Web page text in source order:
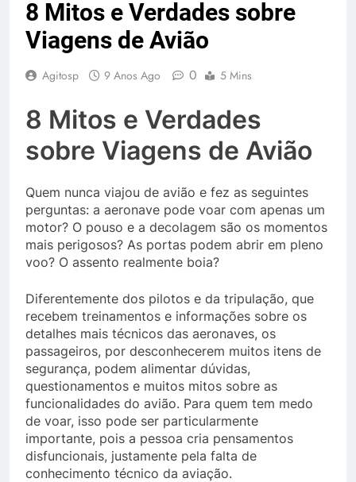
8 Mitos e Verdades sobre
Viagens de Avião
Agitosp 9 Anos Ago 0 5 Mins
8 Mitos e Verdades
sobre Viagens de Avião
Quem nunca viajou de avião e fez as seguintes
perguntas: a aeronave pode voar com apenas um
motor? O pouso e a decolagem são os momentos
mais perigosos? As portas podem abrir em pleno
voo? O assento realmente boia?
Diferentemente dos pilotos e da tripulação, que
recebem treinamentos e informações sobre os
detalhes mais técnicos das aeronaves, os
passageiros, por desconhecerem muitos itens de
segurança, podem alimentar dúvidas,
questionamentos e muitos mitos sobre as
funcionalidades do avião. Para quem tem medo
de voar, isso pode ser particularmente
importante, pois a pessoa cria pensamentos
disfuncionais, justamente pela falta de
conhecimento técnico da aviação.